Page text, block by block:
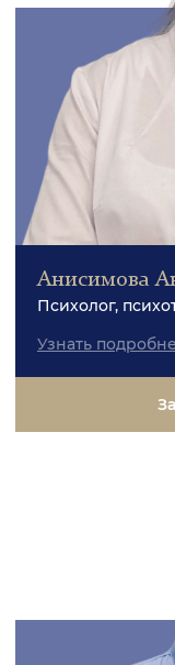
Анисимова
Психолог,
Узнать